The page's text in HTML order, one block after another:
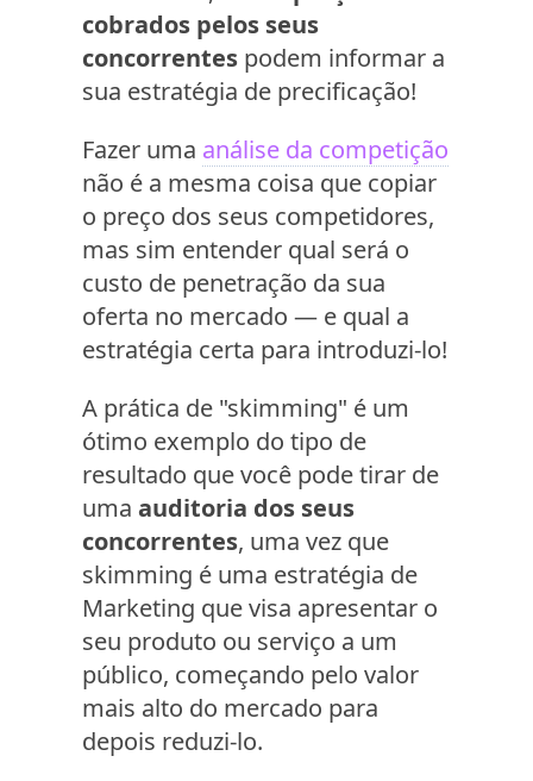
cobrados pelos seus
concorrentes podem informar a
sua estratégia de precificação!
Fazer uma análise da competição
não é a mesma coisa que copiar
o preço dos seus competidores,
mas sim entender qual será o
custo de penetração da sua
oferta no mercado — e qual a
estratégia certa para introduzi-lo!
A prática de "skimming" é um
ótimo exemplo do tipo de
resultado que você pode tirar de
uma auditoria dos seus
concorrentes, uma vez que
skimming é uma estratégia de
Marketing que visa apresentar o
seu produto ou serviço a um
público, começando pelo valor
mais alto do mercado para
depois reduzi-lo.